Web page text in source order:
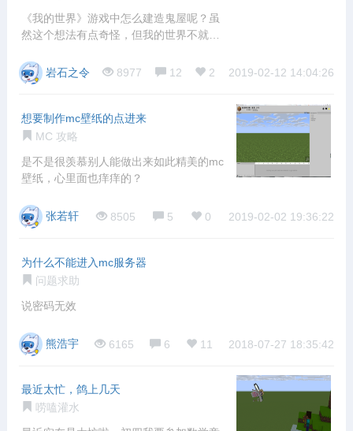
《我的世界》游戏中怎么建造鬼屋呢？虽
然这个想法有点奇怪，但我的世界不就是
岩石之令
8977 12 2 2019-02-12 14:04:26
想要制作mc壁纸的点进来
MC 攻略
是不是很羡慕别人能做出来如此精美的mc
壁纸，心里面也痒痒的？
张若轩 8505 5 0 2019-02-02 19:36:22
为什么不能进入mc服务器
问题求助
说密码无效
熊浩宇 6165 6 11 2018-07-27 18:35:42
最近太忙，鸽上几天
唠嗑灌水